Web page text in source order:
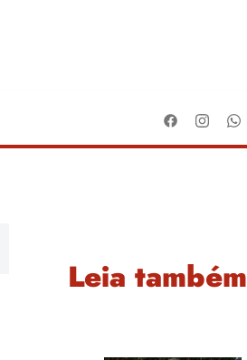
Leia também